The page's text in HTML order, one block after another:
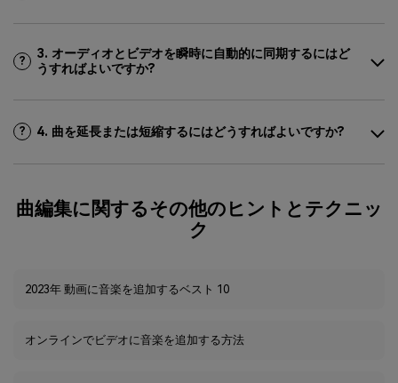
?
3. オーディオとビデオを瞬時に自動的に同期するにはど
うすればよいですか?
? 4. 曲を延長または短縮するにはどうすればよいですか?
曲編集に関するその他のヒントとテクニッ
ク
2023年 動画に音楽を追加するベスト 10
オンラインでビデオに音楽を追加する方法